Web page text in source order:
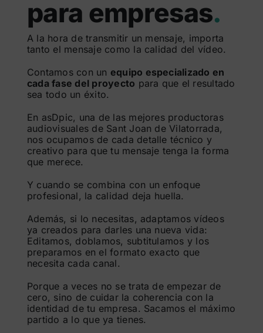
para empresas.
A la hora de transmitir un mensaje, importa
tanto el mensaje como la calidad del vídeo.
Contamos con un equipo especializado en
cada fase del proyecto para que el resultado
sea todo un éxito.
En asDpic, una de las mejores productoras
audiovisuales de Sant Joan de Vilatorrada,
nos ocupamos de cada detalle técnico y
creativo para que tu mensaje tenga la forma
que merece.
Y cuando se combina con un enfoque
profesional, la calidad deja huella.
Además, si lo necesitas, adaptamos vídeos
ya creados para darles una nueva vida:
Editamos, doblamos, subtitulamos y los
preparamos en el formato exacto que
necesita cada canal.
Porque a veces no se trata de empezar de
cero, sino de cuidar la coherencia con la
identidad de tu empresa. Sacamos el máximo
partido a lo que ya tienes.